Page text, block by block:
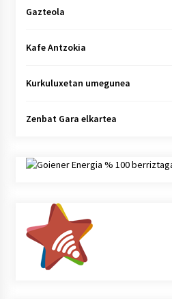
Gazteola
Kafe Antzokia
Kurkuluxetan umegunea
Zenbat Gara elkartea